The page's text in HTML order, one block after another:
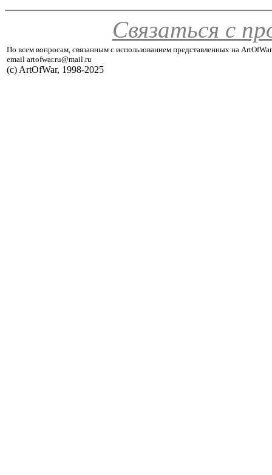
Связаться с
По всем вопросам, связанным с использованием представленных на
email artofwar.ru@mail.ru
(с) ArtOfWar, 1998-2025